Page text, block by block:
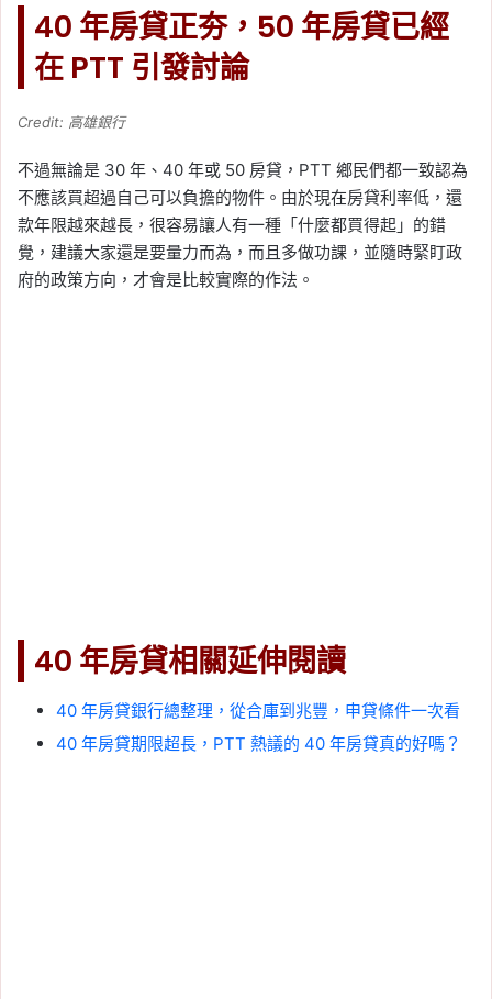
40 年房貸正夯，50 年房貸已經
在 PTT 引發討論
Credit: 高雄銀行
不過無論是 30 年、40 年或 50 房貸，PTT 鄉民們都一致認為
不應該買超過自己可以負擔的物件。由於現在房貸利率低，還
款年限越來越長，很容易讓人有一種「什麼都買得起」的錯
覺，建議大家還是要量力而為，而且多做功課，並隨時緊盯政
府的政策方向，才會是比較實際的作法。
40 年房貸相關延伸閱讀
40 年房貸銀行總整理，從合庫到兆豐，申貸條件一次看
40 年房貸期限超長，PTT 熱議的 40 年房貸真的好嗎？